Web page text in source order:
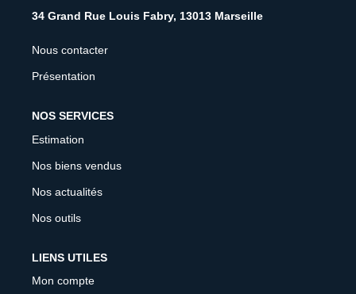
34 Grand Rue Louis Fabry, 13013 Marseille
Nous contacter
Présentation
NOS SERVICES
Estimation
Nos biens vendus
Nos actualités
Nos outils
LIENS UTILES
Mon compte